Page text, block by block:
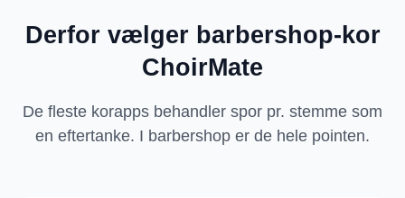
Derfor vælger barbershop-kor
ChoirMate
De fleste korapps behandler spor pr. stemme som
en eftertanke. I barbershop er de hele pointen.